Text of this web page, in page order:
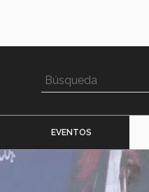
EVENTOS